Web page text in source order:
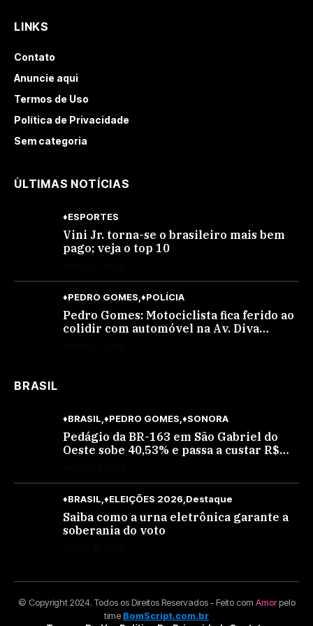
LINKS
Contato
Anuncie aqui
Termos de Uso
Política de Privacidade
Sem categoria
ÙLTIMAS NOTÍCIAS
♦ESPORTES
Vini Jr. torna-se o brasileiro mais bem
pago; veja o top 10
♦PEDRO GOMES ♦POLÍCIA
Pedro Gomes: Motociclista fica ferido ao
colidir com automóvel na Av. Diva
BRASIL
♦BRASIL ♦PEDRO GOMES ♦SONORA
Pedágio da BR-163 em São Gabriel do
Oeste sobe 40,53% e passa a custar R$
♦BRASIL ♦ELEIÇÕES 2026 Destaque
Saiba como a urna eletrônica garante a
soberania do voto
© Copyright 2024. Todos os Direitos Reservados - Feito com Amorpelo
time BomScript.com.br